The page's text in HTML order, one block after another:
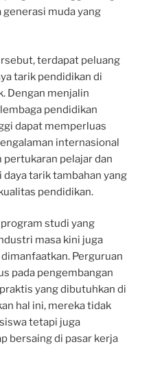
muda yang
terdapat peluang
tarik pendidikan di
Dengan menjalin
pendidikan
dapat memperluas
internasional
pertukaran pelajar dan
tarik tambahan yang
pendidikan.
studi yang
masa kini juga
Perguruan
pada pengembangan
yang dibutuhkan di
hal ini, mereka tidak
tetapi juga
bersaing di pasar kerja